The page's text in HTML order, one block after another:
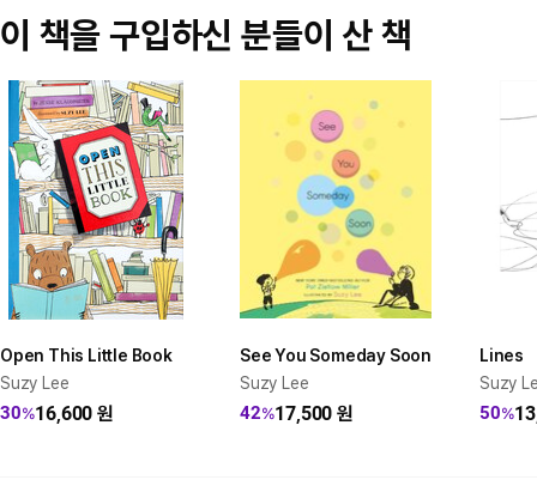
이 책을 구입하신 분들이 산 책
Open This Little Book
Suzy Lee
30%16,600원
See You Someday Soon
Suzy Lee
42%17,500원
Lines
Suzy
50%